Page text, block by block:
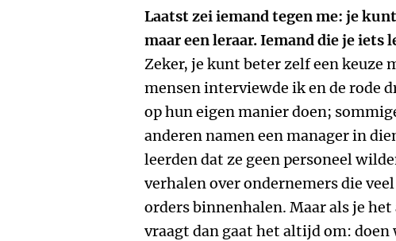
Laatst zei iemand tegen me: je
maar een leraar. Iemand die je iets
Zeker, je kunt beter zelf een keuze
mensen interviewde ik en de rode
op hun eigen manier doen;
anderen namen een manager in
leerden dat ze geen personeel
verhalen over ondernemers die
orders binnenhalen. Maar als je
vraagt dan gaat het altijd om: